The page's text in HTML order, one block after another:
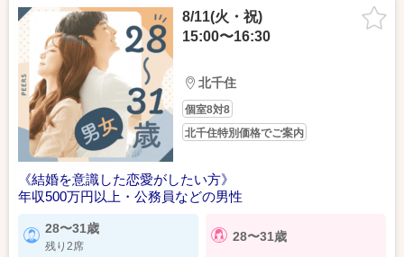
8/11(火・祝)
15:00〜16:30
北千住
個室8対8
北千住特別価格でご案内
《結婚を意識した恋愛がしたい方》
年収500万円以上・公務員などの男性
28〜31歳
残り2席
28〜31歳